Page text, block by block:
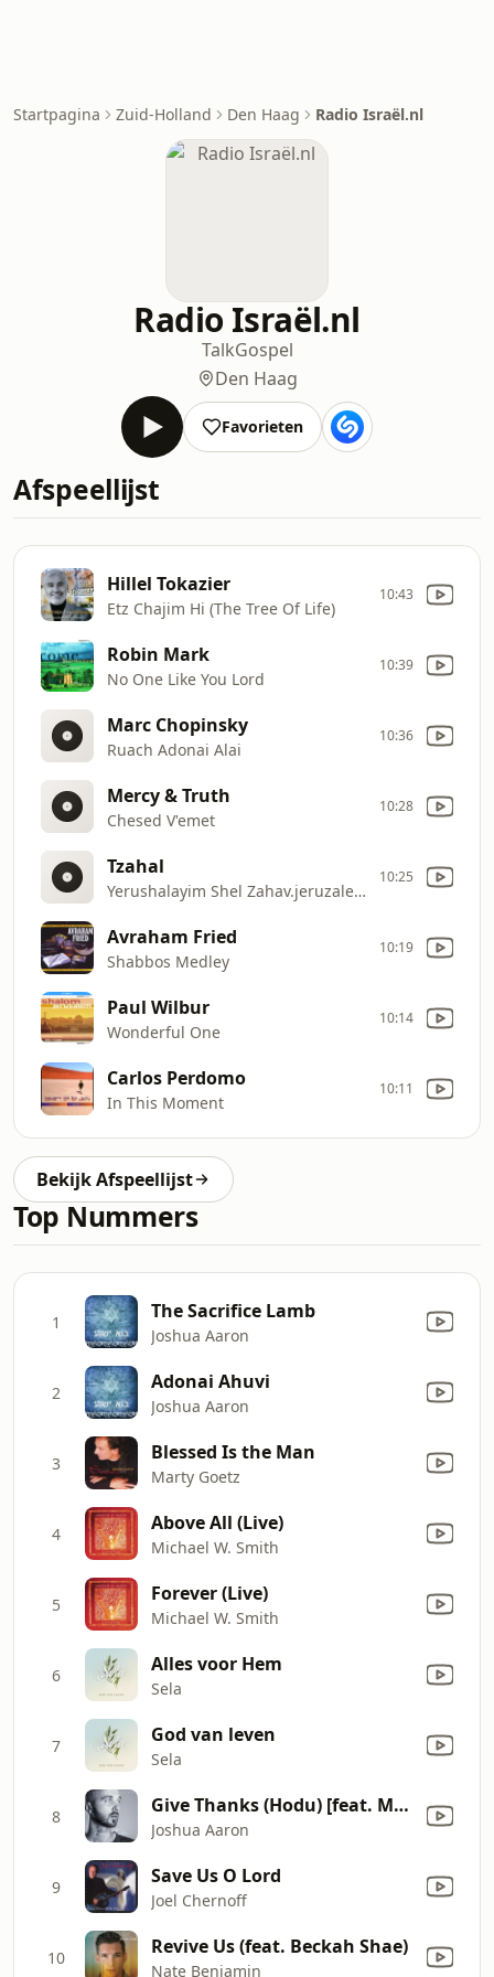
Startpagina Zuid-Holland Den Haag Radio Israël.nl
Radio Israël.nl
TalkGospel
Den Haag
Favorieten
Afspeellijst
Hillel Tokazier
Etz Chajim Hi (The Tree Of Life)
10:43
Robin Mark
No One Like You Lord
10:39
Marc Chopinsky
Ruach Adonai Alai
10:36
Mercy & Truth
Chesed V'emet
10:28
Tzahal
Yerushalayim Shel Zahav.jeruzalem Stad Van Goud
10:25
Avraham Fried
Shabbos Medley
10:19
Paul Wilbur
Wonderful One
10:14
Carlos Perdomo
In This Moment
10:11
Bekijk Afspeellijst
Top Nummers
1 The Sacrifice Lamb
Joshua Aaron
2 Adonai Ahuvi
Joshua Aaron
3 Blessed Is the Man
Marty Goetz
4 Above All (Live)
Michael W. Smith
5 Forever (Live)
Michael W. Smith
6 Alles voor Hem
Sela
7 God van leven
Sela
8 Give Thanks (Hodu) [feat. Michael Neale]
Joshua Aaron
9 Save Us O Lord
Joel Chernoff
10 Revive Us (feat. Beckah Shae)
Nate Benjamin